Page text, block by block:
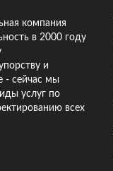
компания
в 2000 году
и
- сейчас мы
услуг по
всех